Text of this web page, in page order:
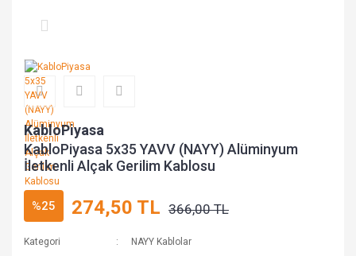
KabloPiyasa
KabloPiyasa 5x35 YAVV (NAYY) Alüminyum
İletkenli Alçak Gerilim Kablosu
%25 274,50 TL 366,00 TL
Kategori
NAYY Kablolar